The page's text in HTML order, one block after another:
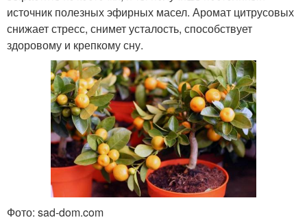
источник полезных эфирных масел. Аромат цитрусовых
снижает стресс, снимет усталость, способствует
здоровому и крепкому сну.
Фото: sad-dom.com